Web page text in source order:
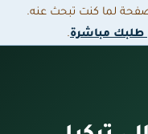
صفحة لما كنت تبحث عنه.
مباشرة.